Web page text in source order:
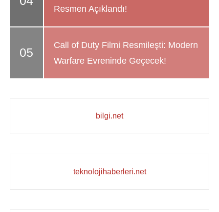
Resmen Açıklandı!
Call of Duty Filmi Resmileşti: Modern
Warfare Evreninde Geçecek!
bilgi.net
teknolojihaberleri.net